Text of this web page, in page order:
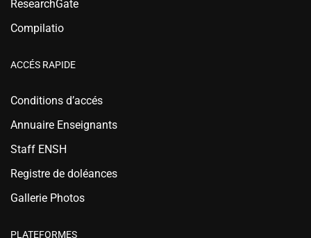
ResearchGate
Compilatio
ACCÉS RAPIDE
Conditions d’accés
Annuaire Enseignants
Staff ENSH
Registre de doléances
Gallerie Photos
PLATEFORMES